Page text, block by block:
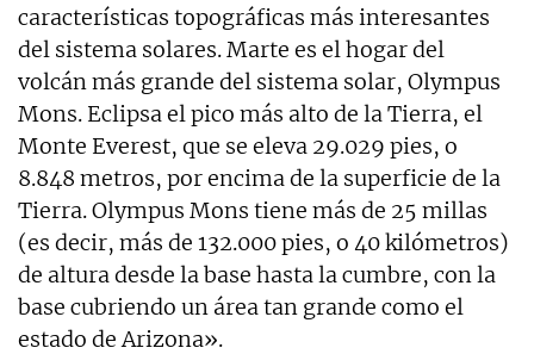
características topográficas más interesantes
del sistema solares. Marte es el hogar del
volcán más grande del sistema solar, Olympus
Mons. Eclipsa el pico más alto de la Tierra, el
Monte Everest, que se eleva 29.029 pies, o
8.848 metros, por encima de la superficie de la
Tierra. Olympus Mons tiene más de 25 millas
(es decir, más de 132.000 pies, o 40 kilómetros)
de altura desde la base hasta la cumbre, con la
base cubriendo un área tan grande como el
estado de Arizona».